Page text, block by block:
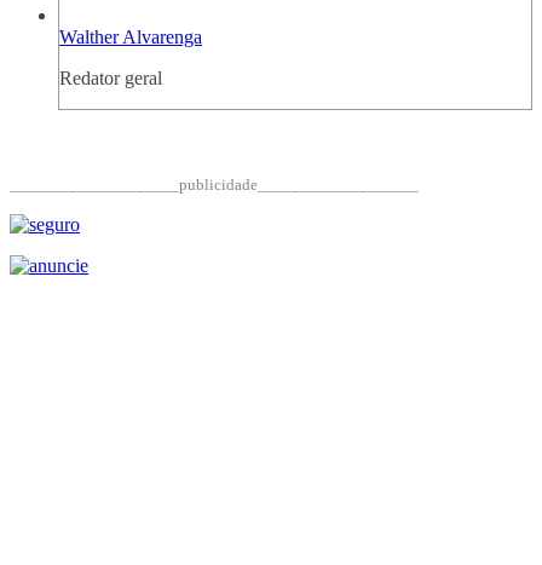
Walther Alvarenga
Redator geral
____________________publicidade___________________